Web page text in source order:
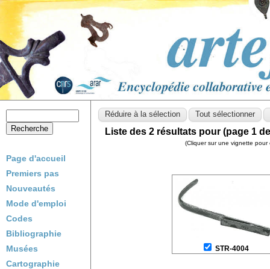
Page d'accueil
Premiers pas
Nouveautés
Mode d'emploi
Codes
Bibliographie
Musées
Cartographie
Liste des 2 résultats pour (page 1
(Cliquer sur une vignette
STR-4004